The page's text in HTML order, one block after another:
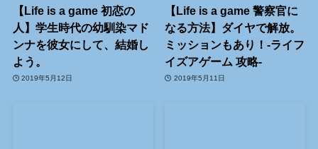
【Life is a game 初恋の
人】学生時代の幼馴染マド
ンナを彼女にして、結婚し
よう。
2019年5月12日
【Life is a game 警察官に
なる方法】ダイヤで解放。
ミッションもあり！-ライフ
イズアゲーム 攻略-
2019年5月11日